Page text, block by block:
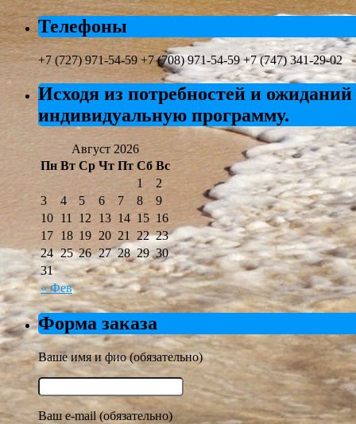
Телефоны
+7 (727) 971-54-59 +7 (708) 971-54-59 +7 (747) 341-29-02
Исходя из потребностей и
индивидуальную программу.
Август 2026
Пн Вт Ср Чт Пт Сб Вс
« Фев
1
2
3
4 5 6 7 8
9
10 11 12 13 14 15 16
17 18 19 20 21 22 23
24 25 26 27 28 29 30
31
Форма заказа
Ваше имя и фио (обязательно)
Ваш e-mail (обязательно)